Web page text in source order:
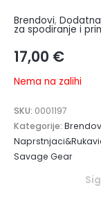
Brendovi,
za spodiranje i
17,00 €
Nema na zalihi
SKU: 0001197
Kategorije:
Savage Gear